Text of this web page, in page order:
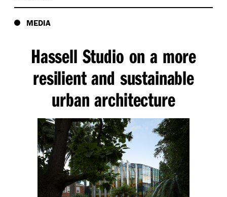
MEDIA
Hassell Studio on a more
resilient and sustainable
urban architecture